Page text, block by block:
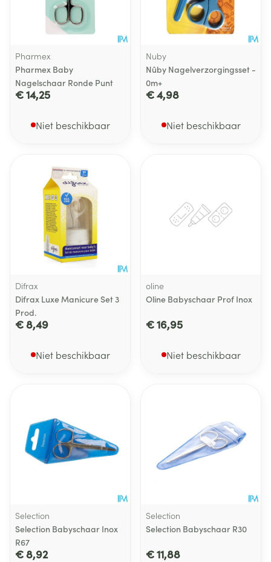
Pharmex
Pharmex Baby
Nagelschaar Ronde Punt
€ 14,25
Niet beschikbaar
Nuby
Nûby Nagelverzorgingsset -
0m+
€ 4,98
Niet beschikbaar
Difrax
Difrax Luxe Manicure Set 3
Prod.
€ 8,49
Niet beschikbaar
oline
Oline Babyschaar Prof Inox
€ 16,95
Niet beschikbaar
Selection
Selection Babyschaar Inox
R67
€ 8,92
Selection
Selection Babyschaar R30
€ 11,88